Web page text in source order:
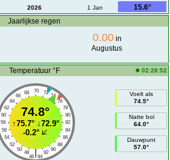
2026 1 Jan
15.6°
Jaarlijkse regen
0.00in
Augustus
Temperatuur °F 02:28:52
70
68 72
66
74
64
76
62
78
60
80
58
82
56
84
54
86
52
88
50
90
48 92
|
46 94
74.8°
↑75.7°↓72.9°
-0.2°
Voelt als
74.5°
Natte bol
64.0°
Dauwpunt
57.0°